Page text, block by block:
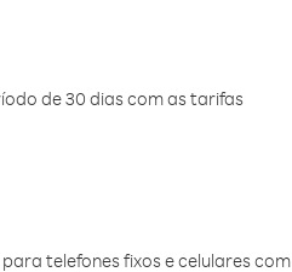
de 30 dias com as tarifas
telefones fixos e celulares com